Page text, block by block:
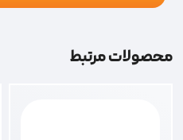
محصولات مرتبط